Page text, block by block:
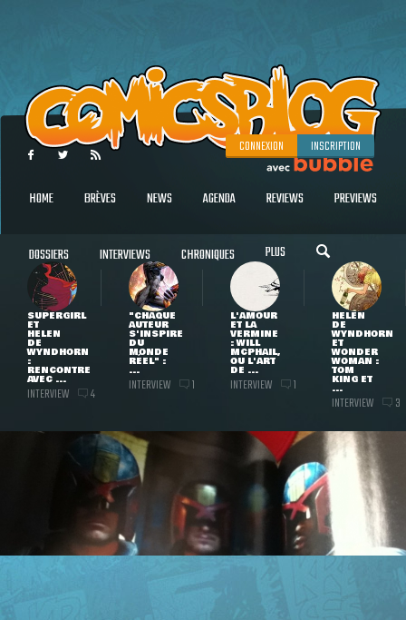
CONNEXION INSCRIPTION
HOME BRÈVES NEWS AGENDA REVIEWS PREVIEWS
DOSSIERS INTERVIEWS CHRONIQUES PLUS
SUPERGIRL
ET
HELEN
DE
WYNDHORN
:
RENCONTRE
AVEC ...
INTERVIEW 4
"CHAQUE
AUTEUR
S'INSPIRE
DU
MONDE
RÉEL" :
...
INTERVIEW 1
L'AMOUR
ET LA
VERMINE
: WILL
MCPHAIL,
OU L'ART
DE ...
INTERVIEW 1
HELEN
DE
WYNDHORN
ET
WONDER
WOMAN :
TOM
KING ET
...
INTERVIEW 3